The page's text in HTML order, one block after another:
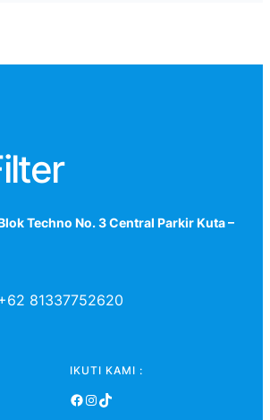
Techno No. 3 Central Parkir Kuta –
81337752620
IKUTI KAMI :
Facebook Instagram TikTok